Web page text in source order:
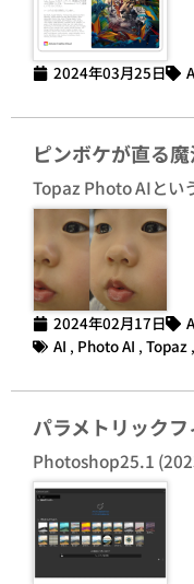
2024年03月25日
ピンボケが直る
Topaz Photo AIとい
2024年02月17日
AI , Photo AI , Topaz ,
パラメトリック
Photoshop25.1